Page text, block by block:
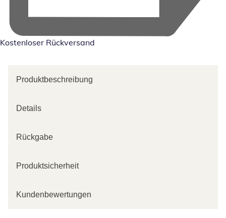
Kostenloser Rückversand
Produktbeschreibung
Details
Rückgabe
Produktsicherheit
Kundenbewertungen